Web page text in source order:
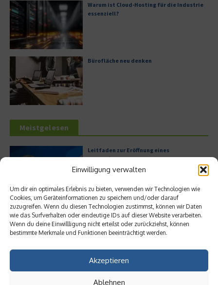
Einwilligung verwalten
Um dir ein optimales Erlebnis zu bieten, verwenden wir Technologien wie
Cookies, um Geräteinformationen zu speichern und/oder darauf
zuzugreifen. Wenn du diesen Technologien zustimmst, können wir Daten
wie das Surfverhalten oder eindeutige IDs auf dieser Website verarbeiten.
Wenn du deine Einwillligung nicht erteilst oder zurückziehst, können
bestimmte Merkmale und Funktionen beeinträchtigt werden.
Akzeptieren
Ablehnen
Warum ist Cloud-Hosting für die Industrie
essenziell?
Bürofläche neu denken
Meistgelesen
Leitfaden zur Eröffnung eines
Geschäftskontos für kleine Unternehmen
Hilton Worldwide: Eine Ikone der globalen
Hotellerie im Wandel der Zeit
Digitalisierung als Wettbewerbsvorteil